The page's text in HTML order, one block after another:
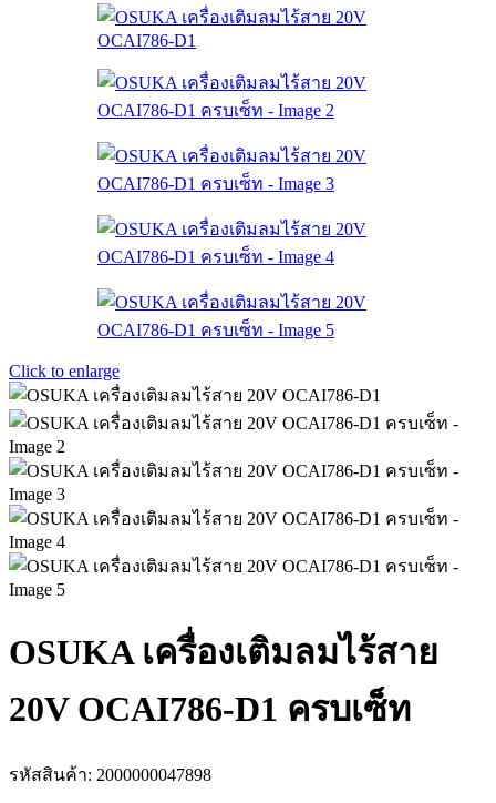
฿1,290.00.฿1,080.00.
Click to enlarge
OSUKA เครื่องเติมลมไร้สาย
20V OCAI786-D1 ครบเซ็ท
รหัสสินค้า: 2000000047898